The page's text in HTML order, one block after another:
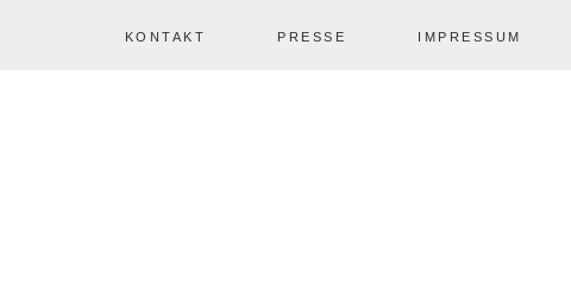
KONTAKT PRESSE IMPRESSUM